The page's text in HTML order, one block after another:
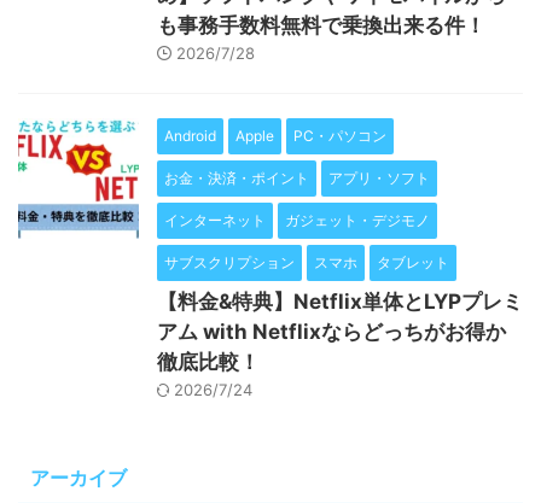
も事務手数料無料で乗換出来る件！
2026/7/28
Android Apple PC・パソコン
お金・決済・ポイント アプリ・ソフト
インターネット ガジェット・デジモノ
サブスクリプション スマホ タブレット
【料金&特典】Netflix単体とLYPプレミ
アム with Netflixならどっちがお得か
徹底比較！
2026/7/24
アーカイブ